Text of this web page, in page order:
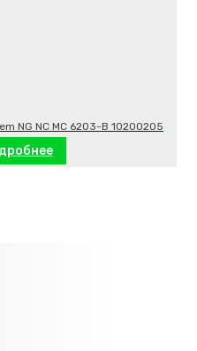
NG NC MC 6203-B 10200205